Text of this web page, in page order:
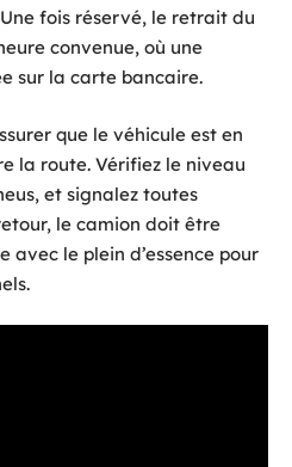
fois réservé, le retrait du
convenue, où une
sur la carte bancaire.
que le véhicule est en
la route. Vérifiez le niveau
et signalez toutes
le camion doit être
avec le plein d’essence pour